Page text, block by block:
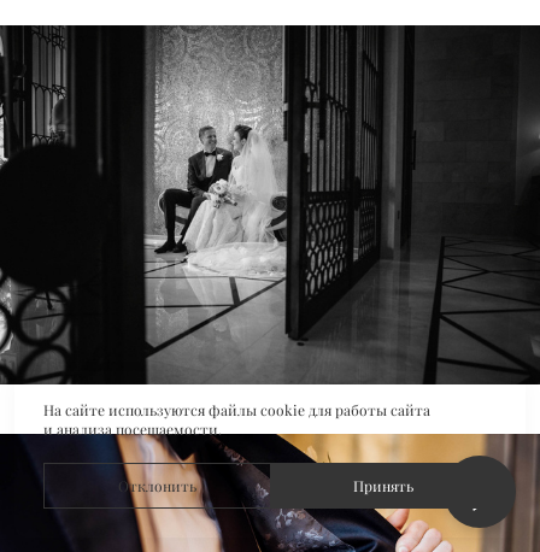
На сайте используются файлы cookie для работы сайта
и анализа посещаемости.
Отклонить Принять